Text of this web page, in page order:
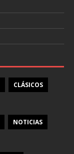
CLÁSICOS
NOTICIAS